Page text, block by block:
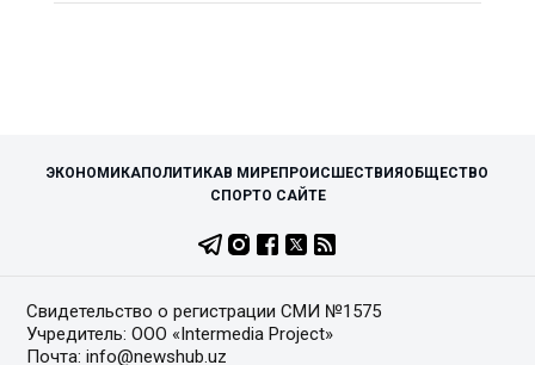
ЭКОНОМИКАПОЛИТИКАВ МИРЕПРОИСШЕСТВИЯ ОБЩЕСТВО
СПОРТО САЙТЕ
Свидетельство о регистрации СМИ №1575
Учредитель: ООО «Intermedia Project»
Почта: info@newshub.uz